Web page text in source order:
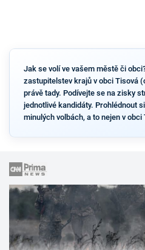
Jak se volí ve vašem městě či
zastupitelstev krajů v obci Tisová
právě tady. Podívejte se na zisky
jednotlivé kandidáty. Prohlédnout
minulých volbách, a to nejen v obci